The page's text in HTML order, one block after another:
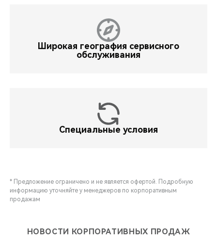
Широкая география сервисного
обслуживания
Специальные условия
* Предложение ограничено и не является офертой. Подробную
информацию уточняйте у менеджеров по корпоративным
продажам
НОВОСТИ КОРПОРАТИВНЫХ ПРОДАЖ